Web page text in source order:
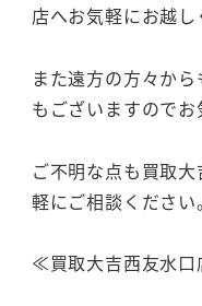
店へお気軽にお越し
また遠方の方々か
もございますのでお
ご不明な点も買取
軽にご相談ください。
≪買取大吉西友水